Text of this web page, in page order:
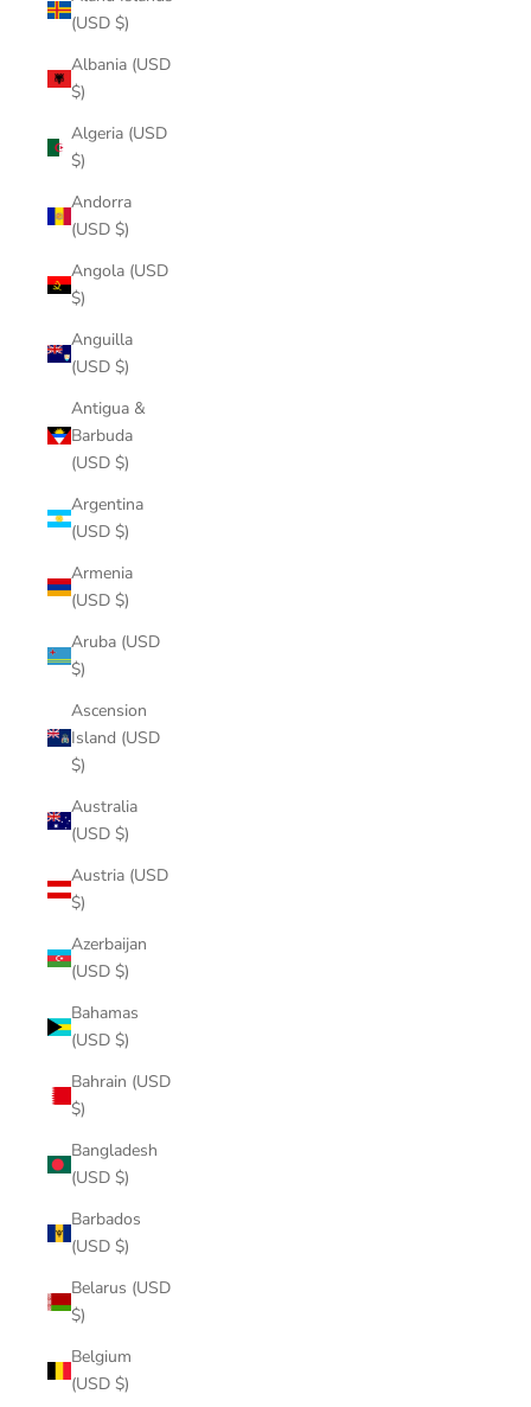
(USD $)
Albania (USD
$)
Algeria (USD
$)
Andorra
(USD $)
Angola (USD
$)
Anguilla
(USD $)
Antigua &
Barbuda
(USD $)
Argentina
(USD $)
Armenia
(USD $)
Aruba (USD
$)
Ascension
Island (USD
$)
Australia
(USD $)
Austria (USD
$)
Azerbaijan
(USD $)
Bahamas
(USD $)
Bahrain (USD
$)
Bangladesh
(USD $)
Barbados
(USD $)
Belarus (USD
$)
Belgium
(USD $)